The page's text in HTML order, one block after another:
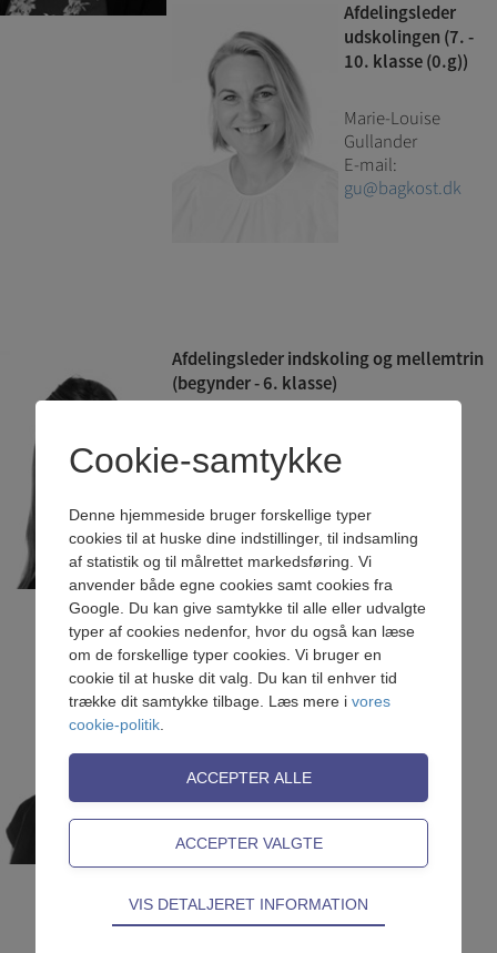
Afdelingsleder
udskolingen (7. -
10. klasse (0.g))
Marie-Louise
Gullander
E-mail:
gu@bagkost.dk
Afdelingsleder indskoling og mellemtrin
(begynder - 6. klasse)
Cecilie Kjærager
E-mail:ck@bagkost.dk
Administrativ afdelingsleder
Birgitte Bønlykke Riise
E-mail:ob@bagkost.dk
Cookie-samtykke
Denne hjemmeside bruger forskellige typer
cookies til at huske dine indstillinger, til indsamling
af statistik og til målrettet markedsføring. Vi
anvender både egne cookies samt cookies fra
Google. Du kan give samtykke til alle eller udvalgte
typer af cookies nedenfor, hvor du også kan læse
om de forskellige typer cookies. Vi bruger en
cookie til at huske dit valg. Du kan til enhver tid
trække dit samtykke tilbage. Læs mere i vores
cookie-politik
Teknisk
Tekniske cookies er nødvendige for hjemmesidens
VIS DETALJERET INFORMATION